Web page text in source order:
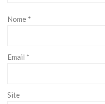
Nome *
Email *
Site